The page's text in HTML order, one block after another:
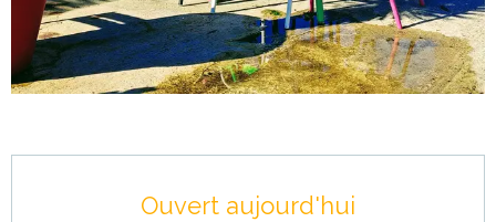
Ouvert aujourd'hui